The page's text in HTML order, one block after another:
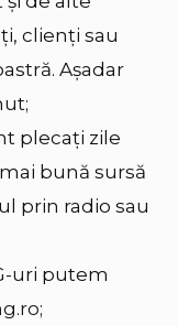
clienți sau
Așadar
plecați zile
bună sursă
prin radio sau
uri putem
;